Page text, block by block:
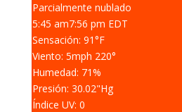
Parcialmente nublado
5:45 am7:56 pm EDT
Sensación: 91°F
Viento: 5mph 220°
Humedad: 71%
Presión: 30.02"Hg
Índice UV: 0